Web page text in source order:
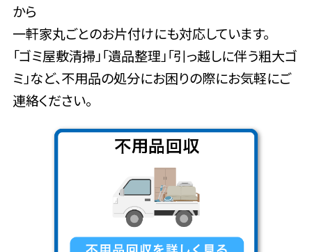
から
一軒家丸ごとのお片付けにも対応しています。
「ゴミ屋敷清掃」「遺品整理」「引っ越しに伴う粗大ゴ
ミ」など、不用品の処分にお困りの際にお気軽にご
連絡ください。